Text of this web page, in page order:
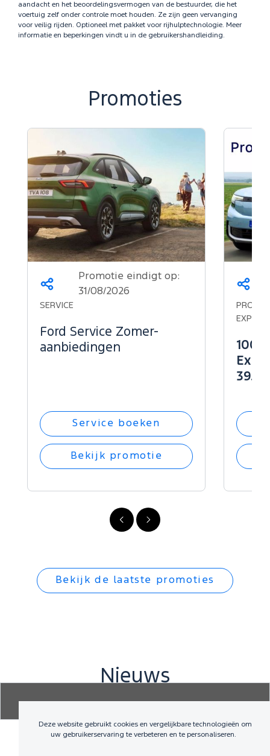
aandacht en het beoordelingsvermogen van de bestuurder, die het
voertuig zelf onder controle moet houden. Ze zijn geen vervanging
voor veilig rijden. Optioneel met pakket voor rijhulptechnologie. Meer
informatie en beperkingen vindt u in de gebruikershandleiding.
Promoties
Volgende
Vorige
Deel
op...
Promotie eindigt op:
31/08/2026
SERVICE
Ford Service Zomer-
aanbiedingen
Service boeken
Bekijk promotie
Deel
op...
Bekijk de laatste promoties
Nieuws
Deze website gebruikt cookies en vergelijkbare technologieën om
uw gebruikerservaring te verbeteren en te personaliseren.